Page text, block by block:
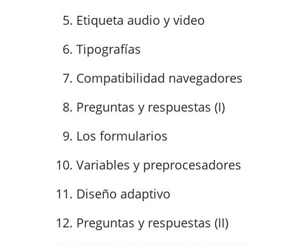
Etiqueta audio y video
Tipografías
Compatibilidad navegadores
Preguntas y respuestas (I)
Los formularios
Variables y preprocesadores
Diseño adaptivo
Preguntas y respuestas (II)